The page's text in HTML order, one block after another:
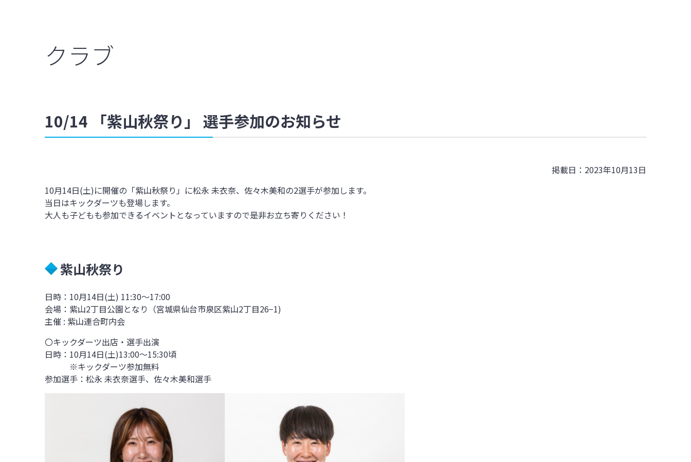
クラブ
10/14 「紫山秋祭り」 選手参加のお知らせ
掲載日：2023年10月13日
10月14日(土)に開催の「紫山秋祭り」に松永 未衣奈、 佐々木美和の2選手が参加します。
当日はキックダーツも登場します。
大人も子どもも参加できるイベントとなっていますので是非お立ち寄りください！
紫山秋祭り
日時： 10月14日(土) 11:30～17:00
会場：紫山2丁目公園となり （宮城県仙台市泉区紫山2丁目26−1)
主催 : 紫山連合町内会
〇キックダーツ出店・選手出演
日時：10月14日(土)13:00～15:30頃
※キックダーツ参加無料
参加選手： 松永 未衣奈選手、佐々木美和選手